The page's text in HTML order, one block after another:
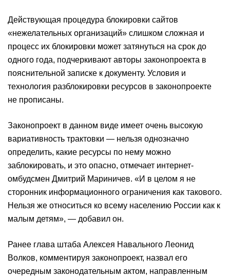
Действующая процедура блокировки сайтов
«нежелательных организаций» слишком сложная и
процесс их блокировки может затянуться на срок до
одного года, подчеркивают авторы законопроекта в
пояснительной записке к документу. Условия и
технология разблокировки ресурсов в законопроекте
не прописаны.
Законопроект в данном виде имеет очень высокую
вариативность трактовки — нельзя однозначно
определить, какие ресурсы по нему можно
заблокировать, и это опасно, отмечает интернет-
омбудсмен Дмитрий Мариничев. «И в целом я не
сторонник информационного ограничения как такового.
Нельзя же относиться ко всему населению России как к
малым детям», — добавил он.
Ранее глава штаба Алексея Навального Леонид
Волков, комментируя законопроект, назвал его
очередным законодательным актом, направленным